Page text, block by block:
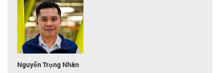
Nguyễn Trọng Nhân